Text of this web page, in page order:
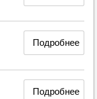
Подробнее
Подробнее